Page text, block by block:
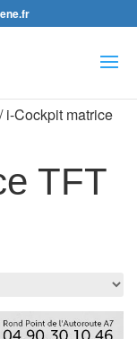
i-Cockpit matrice
TFT